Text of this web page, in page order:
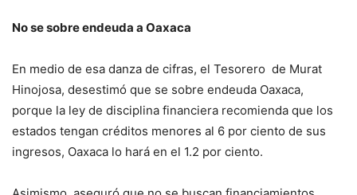
No se sobre endeuda a Oaxaca
En medio de esa danza de cifras, el Tesorero de Murat
Hinojosa, desestimó que se sobre endeuda Oaxaca,
porque la ley de disciplina financiera recomienda que los
estados tengan créditos menores al 6 por ciento de sus
ingresos, Oaxaca lo hará en el 1.2 por ciento.